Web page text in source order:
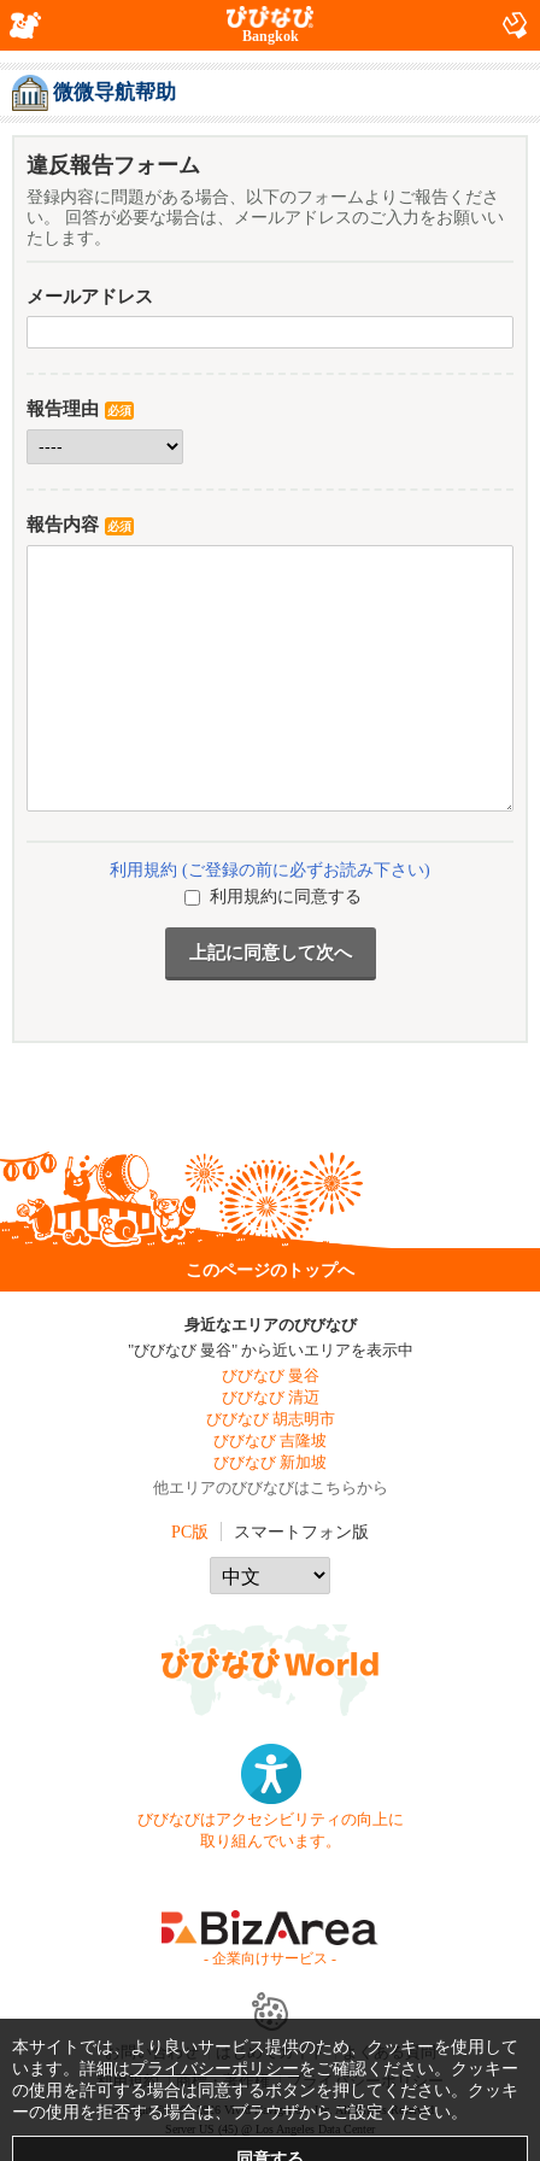
Bangkok
微微导航帮助
違反報告フォーム
登録内容に問題がある場合、以下のフォームよりご報告くださ
い。 回答が必要な場合は、メールアドレスのご入力をお願いい
たします。
メールアドレス
報告理由 必須
報告内容 必須
利用規約 (ご登録の前に必ずお読み下さい)
利用規約に同意する
このページのトップへ
身近なエリアのびびなび
"びびなび 曼谷" から近いエリアを表示中
びびなび 曼谷
びびなび 清迈
びびなび 胡志明市
びびなび 吉隆坡
びびなび 新加坡
他エリアのびびなびはこちらから
PC版 スマートフォン版
びびなびはアクセシビリティの向上に
取り組んでいます。
- 企業向けサービス -
お問い合わせ はじめてガイド
よくある質問
利用規約
商標・著作権 プライバシーポリシー
Copyright © 1999-2026 Vivid Navigation, Inc. All Rights Reserved.
Server US (45) @ Los Angeles Data Center
本サイトでは、より良いサービス提供のため、クッキーを使用して
います。詳細はプライバシーポリシーをご確認ください。クッキー
の使用を許可する場合は同意するボタンを押してください。クッキ
ーの使用を拒否する場合は、ブラウザからご設定ください。